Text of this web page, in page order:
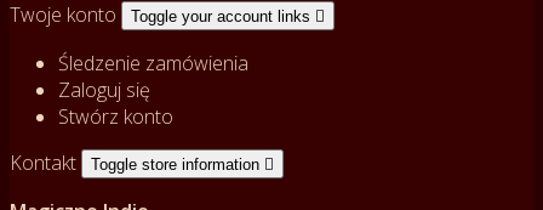
Twoje konto
Toggle your account links 
Śledzenie zamówienia
Zaloguj się
Stwórz konto
Kontakt
Toggle store information 